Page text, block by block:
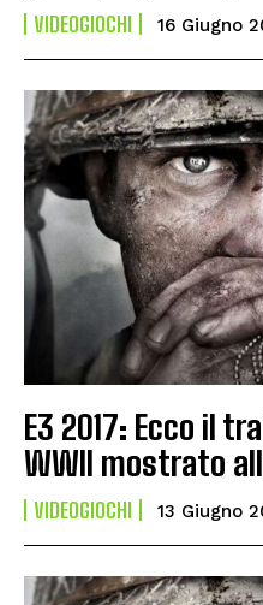
VIDEOGIOCHI 16 Giugno
E3 2017: Ecco il
WWII mostrato
VIDEOGIOCHI 13 Giugno